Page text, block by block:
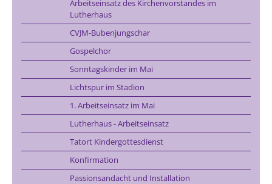
Arbeitseinsatz des Kirchenvorstandes im
Lutherhaus
CVJM-Bubenjungschar
Gospelchor
Sonntagskinder im Mai
Lichtspur im Stadion
1. Arbeitseinsatz im Mai
Lutherhaus - Arbeitseinsatz
Tatort Kindergottesdienst
Konfirmation
Passionsandacht und Installation